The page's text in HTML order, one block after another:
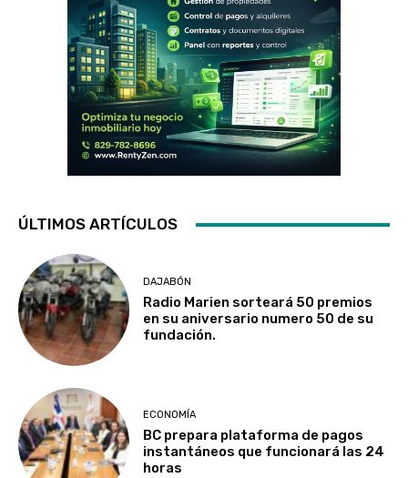
ÚLTIMOS ARTÍCULOS
DAJABÓN
Radio Marien sorteará 50 premios
en su aniversario numero 50 de su
fundación.
ECONOMÍA
BC prepara plataforma de pagos
instantáneos que funcionará las 24
horas